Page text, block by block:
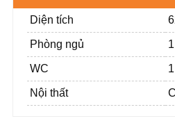
Diện tích
Phòng ngủ 1
WC 1
Nội thất